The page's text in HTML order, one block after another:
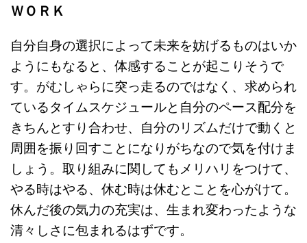
ＷＯＲＫ
自分自身の選択によって未来を妨げるものはいか
ようにもなると、体感することが起こりそうで
す。がむしゃらに突っ走るのではなく、求められ
ているタイムスケジュールと自分のペース配分を
きちんとすり合わせ、自分のリズムだけで動くと
周囲を振り回すことになりがちなので気を付けま
しょう。取り組みに関してもメリハリをつけて、
やる時はやる、休む時は休むとことを心がけて。
休んだ後の気力の充実は、生まれ変わったような
清々しさに包まれるはずです。